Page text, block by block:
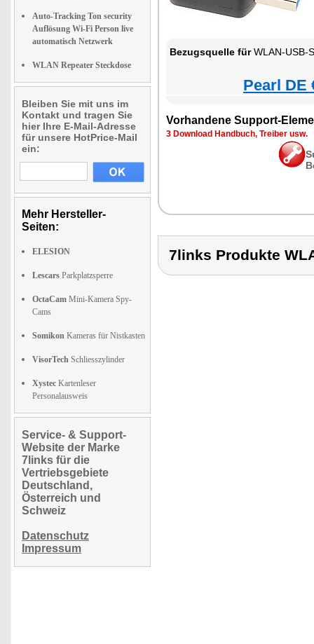
Auto-Tracking Ton security
Auflösung Wi-Fi Person live
automatisch Netzwerk
WLAN Repeater Steckdose
Bleiben Sie mit uns im
Kontakt und tragen Sie
hier Ihre E-Mail-Adresse
für unsere HotPrice-Mail
ein:
Mehr Hersteller-
Seiten:
ELESION
Lescars Parkplatzsperre
OctaCam Mini-Kamera Spy-
Cams
Somikon Kameras für Nistkasten
VisorTech Schliesszylinder
Xystec Kartenleser
Personalausweis
Service- & Support-
Website der Marke
7links für die
Vertriebsgebiete
Deutschland,
Österreich und
Schweiz
Datenschutz
Impressum
Bezugsquelle fürWLAN-USB-
Pearl DE
Vorhandene Support-
3 Download Handbuch, Treiber usw.
7links Produkte